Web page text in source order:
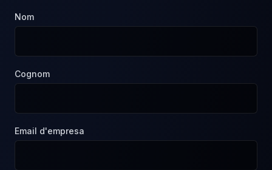
Nom
Cognom
Email d'empresa